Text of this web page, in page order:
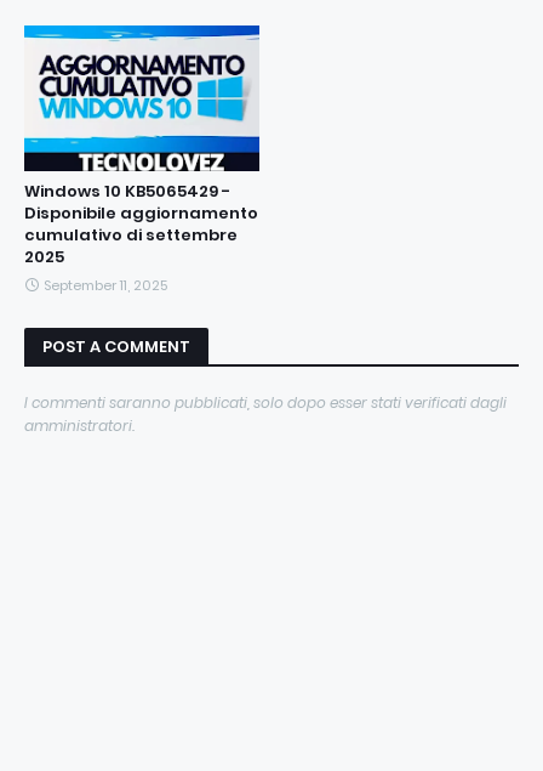
Windows 10 KB5065429 -
Disponibile aggiornamento
cumulativo di settembre
2025
September 11, 2025
POST A COMMENT
I commenti saranno pubblicati, solo dopo esser stati verificati dagli
amministratori.